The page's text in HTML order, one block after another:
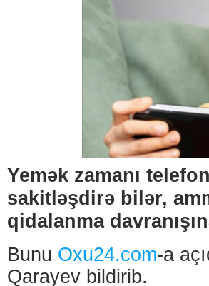
Yemək zamanı
sakitləşdirə bilər,
qidalanma
Bunu Oxu24.com-a
Qarayev bildirib.